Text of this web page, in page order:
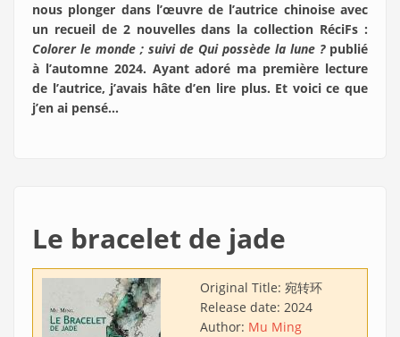
nous plonger dans l’œuvre de l’autrice chinoise avec
un recueil de 2 nouvelles dans la collection RéciFs :
Colorer le monde ; suivi de Qui possède la lune ?publié
à l’automne 2024. Ayant adoré ma première lecture
de l’autrice, j’avais hâte d’en lire plus. Et voici ce que
j’en ai pensé…
Le bracelet de jade
Original Title: 宛转环
Release date: 2024
Author: Mu Ming